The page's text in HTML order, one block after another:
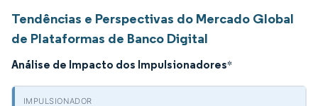
Tendências e Perspectivas do Mercado Global
de Plataformas de Banco Digital
Análise de Impacto dos Impulsionadores*